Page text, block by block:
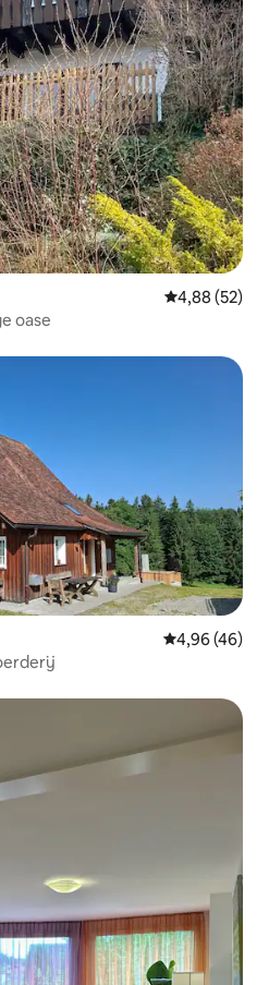
Gemiddelde
4,88 (52)
oase
Gemiddelde
4,96 (46)